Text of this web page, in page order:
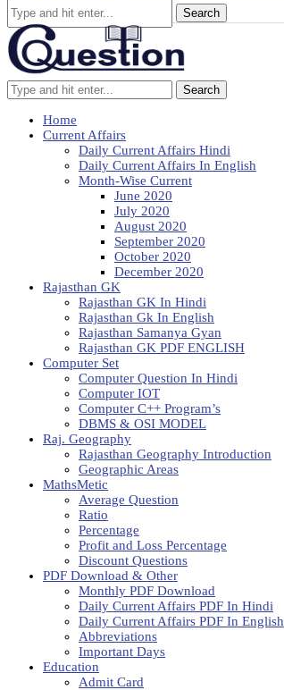
Search
Search
Home
Current Affairs
Daily Current Affairs Hindi
Daily Current Affairs In English
Month-Wise Current
June 2020
July 2020
August 2020
September 2020
October 2020
December 2020
Rajasthan GK
Rajasthan GK In Hindi
Rajasthan Gk In English
Rajasthan Samanya Gyan
Rajasthan GK PDF ENGLISH
Computer Set
Computer Question In Hindi
Computer IOT
Computer C++ Program’s
DBMS & OSI MODEL
Raj. Geography
Rajasthan Geography Introduction
Geographic Areas
MathsMetic
Average Question
Ratio
Percentage
Profit and Loss Percentage
Discount Questions
PDF Download & Other
Monthly PDF Download
Daily Current Affairs PDF In Hindi
Daily Current Affairs PDF In English
Abbreviations
Important Days
Education
Admit Card